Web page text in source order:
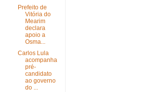
Prefeito de
Vitória do
Mearim
declara
apoio a
Osma...
Carlos Lula
acompanha
pré-
candidato
ao governo
do ...